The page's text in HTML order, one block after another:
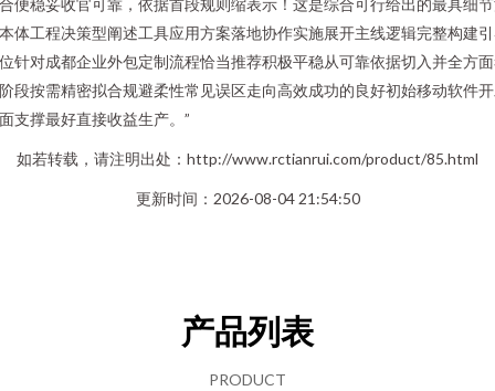
便稳妥收官可靠，依据首段规则缩表示！这是综合可行给出的最具细
体工程决策型阐述工具应用方案落地协作实施展开主线逻辑完整构建
针对成都企业外包定制流程恰当推荐积极平稳从可靠依据切入并全方
段按需精密拟合规避柔性常见误区走向高效成功的良好初始移动软件
支撑最好直接收益生产。”
如若转载，请注明出处：http://www.rctianrui.com/product/85.html
更新时间：2026-08-04 21:54:50
产品列表
PRODUCT